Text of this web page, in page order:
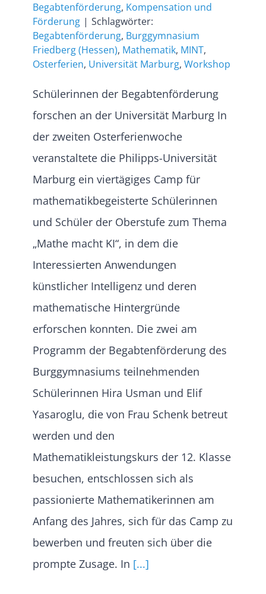
Begabtenförderung, Kompensation und
Förderung | Schlagwörter:
Begabtenförderung, Burggymnasium
Friedberg (Hessen), Mathematik, MINT,
Osterferien, Universität Marburg, Workshop
Schülerinnen der Begabtenförderung
forschen an der Universität Marburg In
der zweiten Osterferienwoche
veranstaltete die Philipps-Universität
Marburg ein viertägiges Camp für
mathematikbegeisterte Schülerinnen
und Schüler der Oberstufe zum Thema
„Mathe macht KI“, in dem die
Interessierten Anwendungen
künstlicher Intelligenz und deren
mathematische Hintergründe
erforschen konnten. Die zwei am
Programm der Begabtenförderung des
Burggymnasiums teilnehmenden
Schülerinnen Hira Usman und Elif
Yasaroglu, die von Frau Schenk betreut
werden und den
Mathematikleistungskurs der 12. Klasse
besuchen, entschlossen sich als
passionierte Mathematikerinnen am
Anfang des Jahres, sich für das Camp zu
bewerben und freuten sich über die
prompte Zusage. In [...]